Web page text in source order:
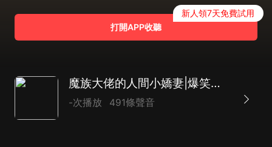
打開APP收聽
新人領7天免費試用
魔族大佬的人間小嬌妻|爆笑玄幻|甜寵無槽|多播有聲劇
-次播放 491條聲音